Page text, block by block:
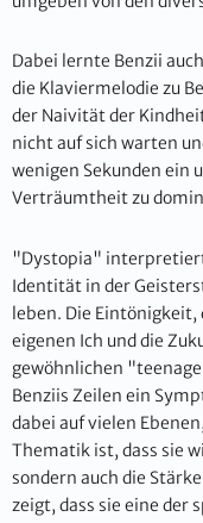
Dabei lernte Benzii
die Klaviermelodie zu
der Naivität der
nicht auf sich warten
wenigen Sekunden ein
Verträumtheit zu
"Dystopia"
Identität in der
leben. Die
eigenen Ich und die
gewöhnlichen
Benziis Zeilen ein
dabei auf vielen
Thematik ist, dass sie
sondern auch die
zeigt, dass sie eine der